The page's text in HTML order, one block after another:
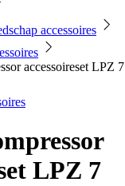
accessoires
accessoireset LPZ 7
LPZ 7